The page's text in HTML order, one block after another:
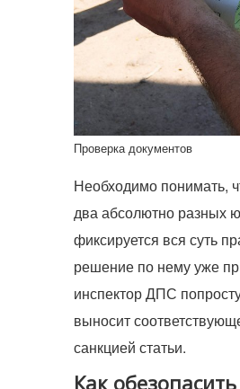
Проверка документов
Необходимо понимать,
два абсолютно разных
фиксируется вся суть
решение по нему уже
инспектор ДПС
выносит
санкцией статьи.
Как